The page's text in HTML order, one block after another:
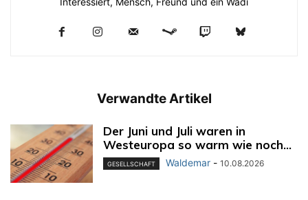
Verwandte Artikel
Der Juni und Juli waren in
Westeuropa so warm wie noch...
GESELLSCHAFT Waldemar - 10.08.2026